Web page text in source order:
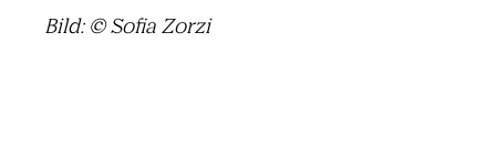
Bild: © Sofia Zorzi